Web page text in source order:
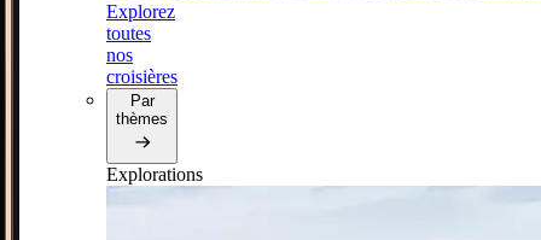
Explorez
toutes
nos
croisières
Par
thèmes
Explorations